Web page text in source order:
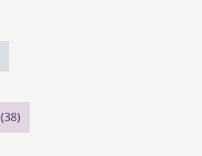
(38)